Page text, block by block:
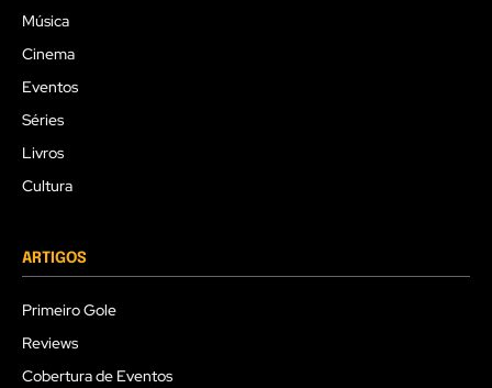
Música
Cinema
Eventos
Séries
Livros
Cultura
ARTIGOS
Primeiro Gole
Reviews
Cobertura de Eventos